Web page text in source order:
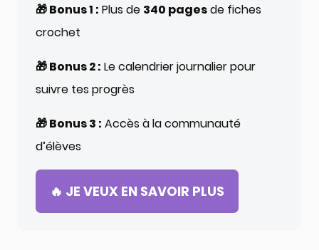
🎁 Bonus 1 : Plus de 340 pagesde fiches
crochet
🎁 Bonus 2 : Le calendrier journalier pour
suivre tes progrès
🎁 Bonus 3 : Accès à la communauté
d’élèves
🔥 JE VEUX EN SAVOIR PLUS